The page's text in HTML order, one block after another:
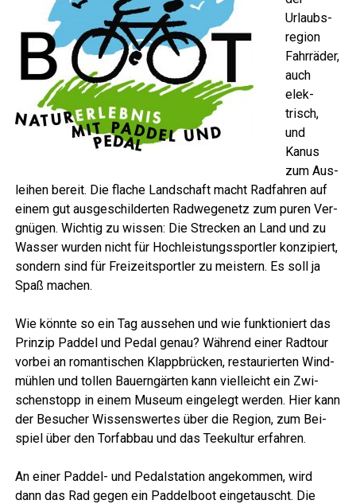
Urlaubs­
re­gi­on
Fahr­rä­der,
auch
elek­
trisch,
und
Kanus
zum Aus­
lei­hen bereit. Die fla­che Land­schaft macht Rad­fah­ren auf
einem gut aus­ge­schil­der­ten Rad­we­ge­netz zum puren Ver­
gnü­gen. Wich­tig zu wis­sen: Die Stre­cken an Land und zu
Was­ser wur­den nicht für Hoch­leis­tungs­sport­ler kon­zi­piert,
son­dern sind für Frei­zeit­sport­ler zu meis­tern. Es soll ja
Spaß machen.
Wie könn­te so ein Tag aus­se­hen und wie funk­tio­niert das
Prin­zip Pad­del und Pedal genau? Wäh­rend einer Rad­tour
vor­bei an roman­ti­schen Klapp­brü­cken, restau­rier­ten Wind­
müh­len und tol­len Bau­ern­gär­ten kann viel­leicht ein Zwi­
schen­stopp in einem Muse­um ein­ge­legt wer­den. Hier kann
der Besu­cher Wis­sens­wer­tes über die Regi­on, zum Bei­
spiel über den Torf­ab­bau und das Tee­kul­tur erfahren.
An einer Pad­del- und Pedal­sta­ti­on ange­kom­men, wird
dann das Rad gegen ein Pad­del­boot ein­ge­tauscht. Die